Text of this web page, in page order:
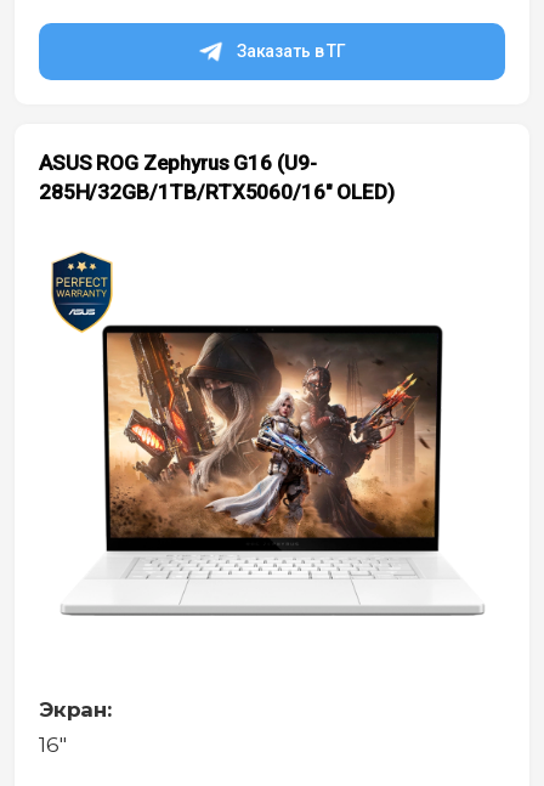
Заказать в ТГ
ASUS ROG Zephyrus G16 (U9-
285H/32GB/1TB/RTX5060/16″ OLED)
Экран:
16"